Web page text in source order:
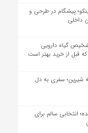
پیشگام در طرحی و
داخلی
گیاه دارویی
قبل از خرید بهتر است
سفری به دل
انتخابی سالم برای